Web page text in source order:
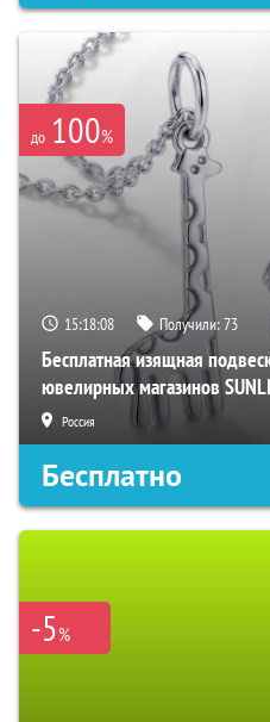
до 100%
15:18:07 Получили:73
Бесплатная изящная
ювелирных магазинов
Россия
Бесплатно
-5%